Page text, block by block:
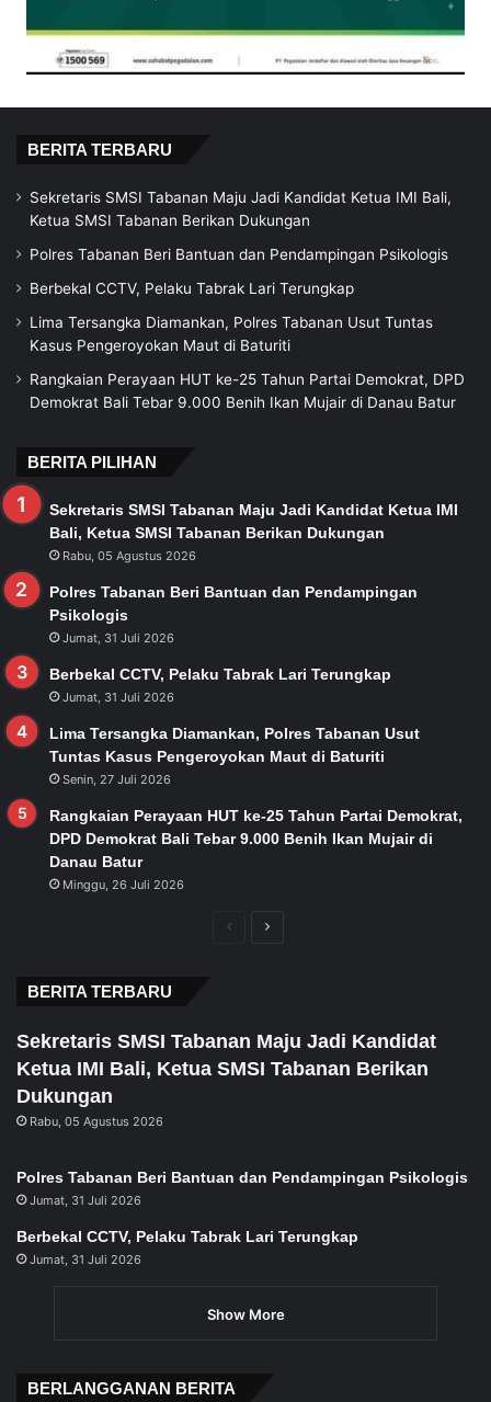
BERITA TERBARU
Sekretaris SMSI Tabanan Maju Jadi Kandidat Ketua IMI Bali,
Ketua SMSI Tabanan Berikan Dukungan
Polres Tabanan Beri Bantuan dan Pendampingan Psikologis
Berbekal CCTV, Pelaku Tabrak Lari Terungkap
Lima Tersangka Diamankan, Polres Tabanan Usut Tuntas
Kasus Pengeroyokan Maut di Baturiti
Rangkaian Perayaan HUT ke-25 Tahun Partai Demokrat, DPD
Demokrat Bali Tebar 9.000 Benih Ikan Mujair di Danau Batur
BERITA PILIHAN
Sekretaris SMSI Tabanan Maju Jadi Kandidat Ketua IMI
Bali, Ketua SMSI Tabanan Berikan Dukungan
Rabu, 05 Agustus 2026
Polres Tabanan Beri Bantuan dan Pendampingan
Psikologis
Jumat, 31 Juli 2026
Berbekal CCTV, Pelaku Tabrak Lari Terungkap
Jumat, 31 Juli 2026
Lima Tersangka Diamankan, Polres Tabanan Usut
Tuntas Kasus Pengeroyokan Maut di Baturiti
Senin, 27 Juli 2026
Rangkaian Perayaan HUT ke-25 Tahun Partai Demokrat,
DPD Demokrat Bali Tebar 9.000 Benih Ikan Mujair di
Danau Batur
Minggu, 26 Juli 2026
PreviousNext
BERITA TERBARU
Sekretaris SMSI Tabanan Maju Jadi Kandidat
Ketua IMI Bali, Ketua SMSI Tabanan Berikan
Dukungan
Rabu, 05 Agustus 2026
Polres Tabanan Beri Bantuan dan Pendampingan Psikologis
Jumat, 31 Juli 2026
Berbekal CCTV, Pelaku Tabrak Lari Terungkap
Jumat, 31 Juli 2026
Show More
BERLANGGANAN BERITA